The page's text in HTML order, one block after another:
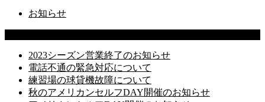
お知らせ
2023シーズン営業終了のお知らせ
電話不通の緊急対応について
練習場の球貸機故障について
秋のアメリカンセルフDAY開催のお知らせ